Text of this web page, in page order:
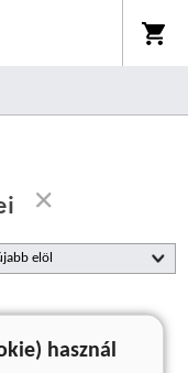
találat
használ